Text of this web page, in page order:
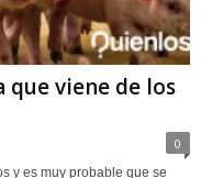
que viene de los
0
y es muy probable que se